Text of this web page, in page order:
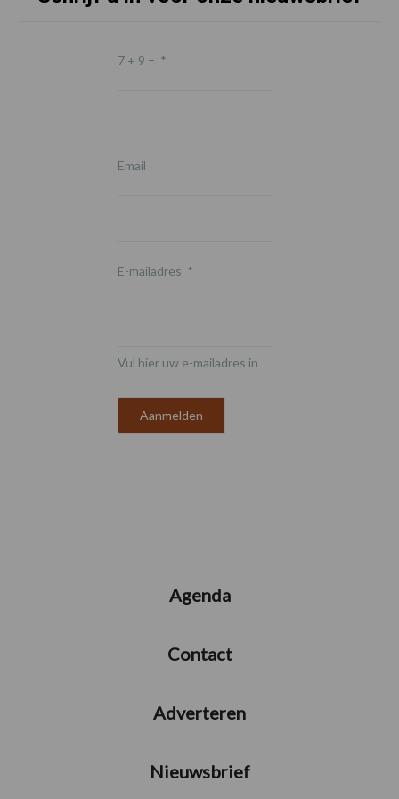
7 + 9 = *
Email
E-mailadres *
Vul hier uw e-mailadres in
Agenda
Contact
Adverteren
Nieuwsbrief